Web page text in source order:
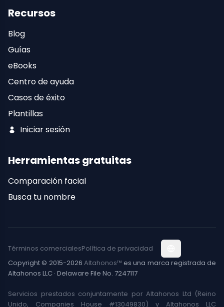
Recursos
Blog
Guías
eBooks
Centro de ayuda
Casos de éxito
Plantillas
Iniciar sesión
Herramientas gratuitas
Comparación facial
Busca tu nombre
Copyright © 2015-2026 Altahonos™ es una marca registrada de
Altahonos LLC · Delaware File No. 7247117
Términos comercialesPolítica de privacidad
Servicios prestados conjuntamente por Altahonos Ltd (Reino
Unido, Companies House #13049830) y Altahonos LLC